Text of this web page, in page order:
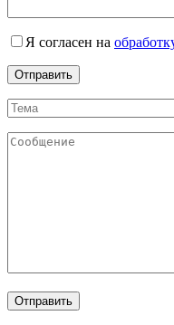
Я согласен на